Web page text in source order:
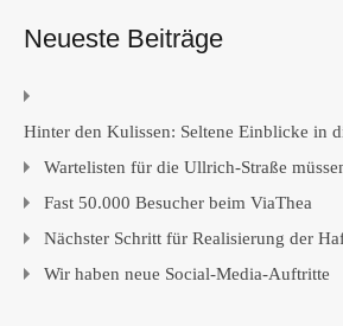
Neueste Beiträge
Hinter den Kulissen: Seltene Einblicke in
Wartelisten für die Ullrich-Straße
Fast 50.000 Besucher beim ViaThea
Nächster Schritt für Realisierung der
Wir haben neue Social-Media-Auftritte